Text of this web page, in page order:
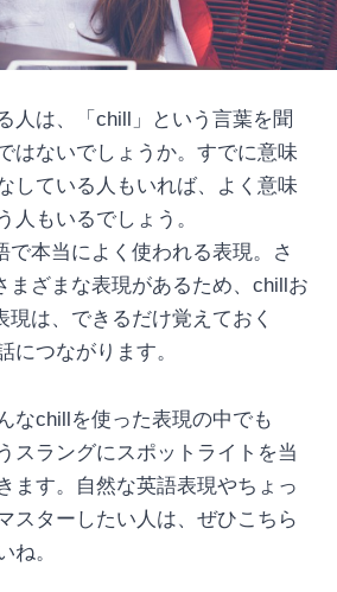
人は、「chill」という言葉を聞
はないでしょうか。すでに意味
している人もいれば、よく意味
人もいるでしょう。
で本当によく使われる表現。さ
まざまな表現があるため、chillお
現は、できるだけ覚えておく
につながります。
なchillを使った表現の中でも
スラングにスポットライトを当
ます。自然な英語表現やちょっ
スターしたい人は、ぜひこちら
ね。